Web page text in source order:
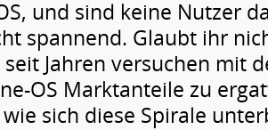
und sind keine Nutzer
spannend. Glaubt ihr
Jahren versuchen mit
OS Marktanteile zu
sich diese Spirale